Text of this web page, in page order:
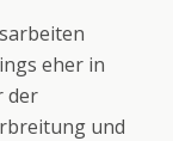
eher in
der
und